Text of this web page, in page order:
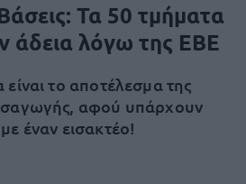
Τα 50 τμήματα
άδεια λόγω της ΕΒΕ
το αποτέλεσμα της
αφού υπάρχουν
έναν εισακτέο!